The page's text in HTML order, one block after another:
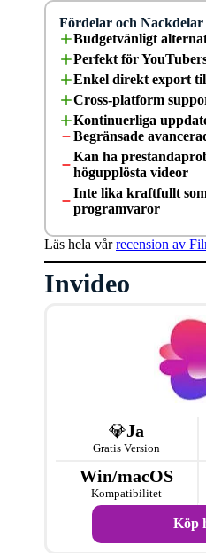
Fördelar och Nackdelar
Budgetvänligt
Perfekt för
Enkel direkt export
Cross-platform
Kontinuerliga
Begränsade
Kan ha
högupplösta videor
Inte lika kraftfullt
programvaror
Läs hela vårrecension av
Invideo
💎Ja
Gratis Version
Win/macOS
Kompatibilitet
Köp